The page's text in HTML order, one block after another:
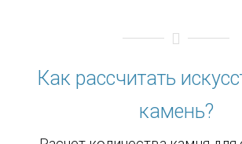
Как рассчитать
камень?